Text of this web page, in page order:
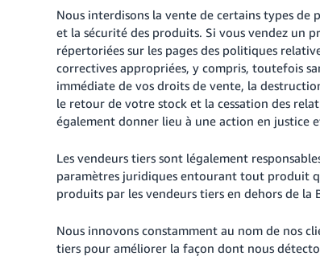
Nous interdisons la vente de certains types
et la sécurité des produits. Si vous vendez un
répertoriées sur les pages des politiques
correctives appropriées, y compris, toutefois
immédiate de vos droits de vente, la
le retour de votre stock et la cessation des
également donner lieu à une action en justice
Les vendeurs tiers sont légalement
paramètres juridiques entourant tout produit
produits par les vendeurs tiers en dehors de la
Nous innovons constamment au nom de nos
tiers pour améliorer la façon dont nous